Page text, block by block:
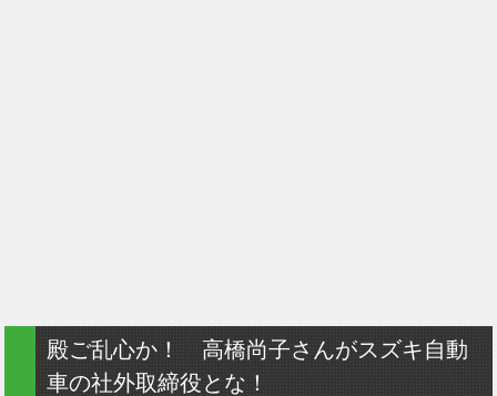
殿ご乱心か！ 高橋尚子さんがスズキ自動
車の社外取締役とな！